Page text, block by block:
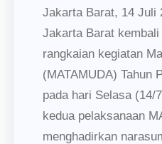
Jakarta Barat, 14 Juli
Jakarta Barat
rangkaian kegiatan
(MATAMUDA) Tahun
pada hari Selasa (14/
kedua pelaksanaan
menghadirkan